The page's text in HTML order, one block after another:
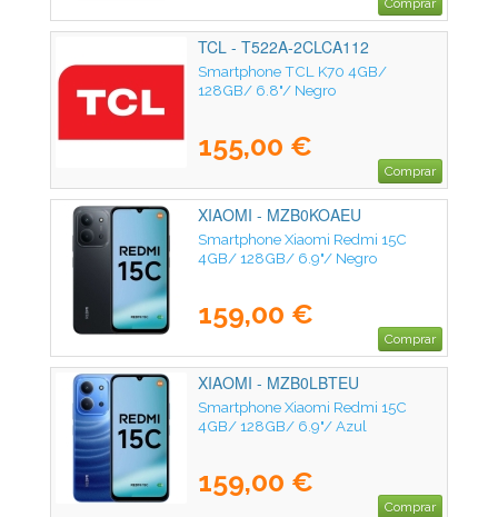
Comprar
TCL - T522A-2CLCA112
Smartphone TCL K70 4GB/
128GB/ 6.8"/ Negro
155,00 €
Comprar
XIAOMI - MZB0KOAEU
Smartphone Xiaomi Redmi 15C
4GB/ 128GB/ 6.9"/ Negro
159,00 €
Comprar
XIAOMI - MZB0LBTEU
Smartphone Xiaomi Redmi 15C
4GB/ 128GB/ 6.9"/ Azul
159,00 €
Comprar